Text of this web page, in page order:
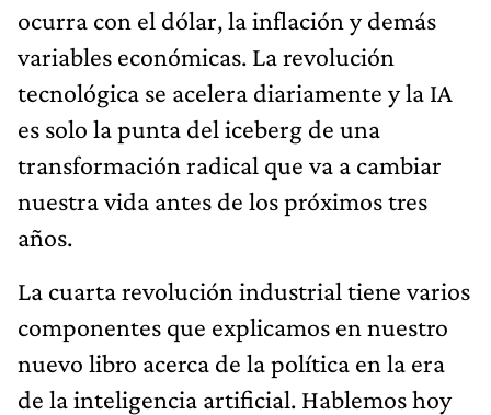
ocurra con el dólar, la inflación y demás
variables económicas. La revolución
tecnológica se acelera diariamente y la IA
es solo la punta del iceberg de una
transformación radical que va a cambiar
nuestra vida antes de los próximos tres
años.
La cuarta revolución industrial tiene varios
componentes que explicamos en nuestro
nuevo libro acerca de la política en la era
de la inteligencia artificial. Hablemos hoy